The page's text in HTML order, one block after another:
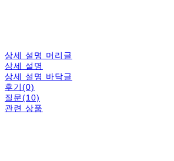
상세 설명 머리글
상세 설명
상세 설명 바닥글
후기(0)
질문(10)
관련 상품